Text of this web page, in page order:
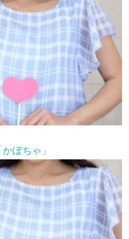
ぼちゃ」